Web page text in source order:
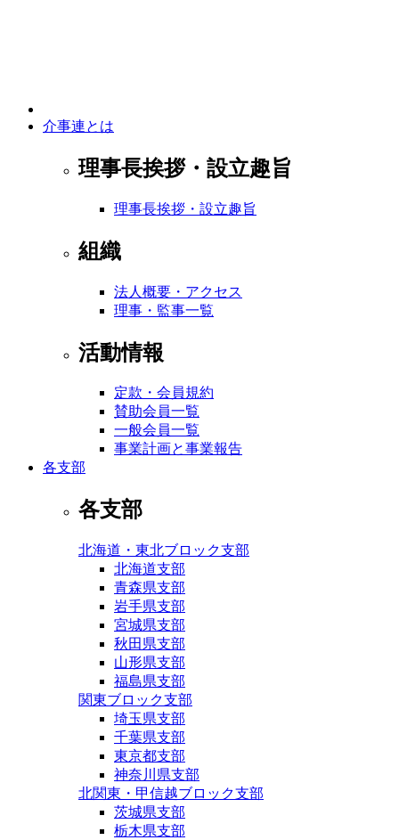
介事連とは
理事長挨拶・設立趣旨
理事長挨拶・設立趣旨
組織
法人概要・アクセス
理事・監事一覧
活動情報
定款・会員規約
賛助会員一覧
一般会員一覧
事業計画と事業報告
各支部
各支部
北海道・東北ブロック支部
北海道支部
青森県支部
岩手県支部
宮城県支部
秋田県支部
山形県支部
福島県支部
関東ブロック支部
埼玉県支部
千葉県支部
東京都支部
神奈川県支部
北関東・甲信越ブロック支部
茨城県支部
栃木県支部